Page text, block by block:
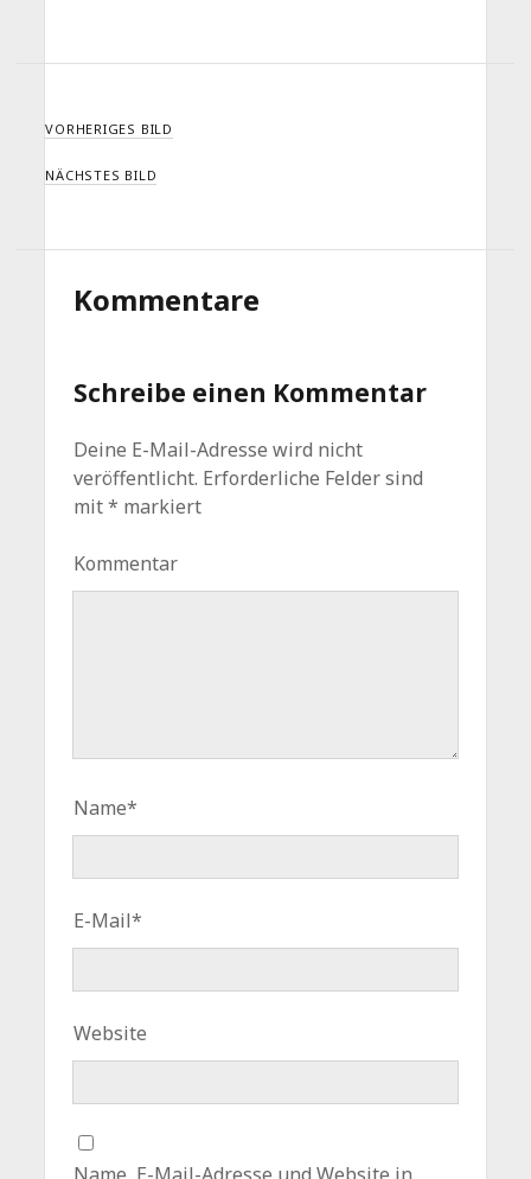
VORHERIGES BILD
NÄCHSTES BILD
Kommentare
Schreibe einen Kommentar
Deine E-Mail-Adresse wird nicht
veröffentlicht. Erforderliche Felder sind
mit* markiert
Kommentar
Name*
E-Mail*
Website